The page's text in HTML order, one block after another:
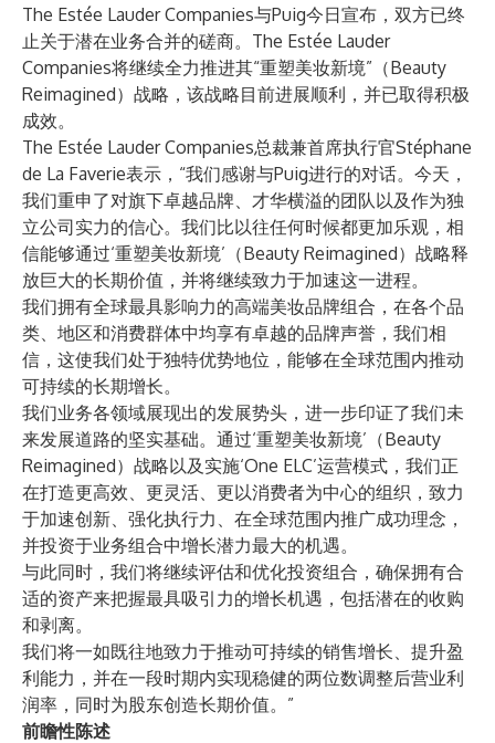
The Estée Lauder Companies与Puig今日宣布，双方已终
止关于潜在业务合并的磋商。The Estée Lauder
Companies将继续全力推进其“重塑美妆新境”（Beauty
Reimagined）战略，该战略目前进展顺利，并已取得积极
成效。
The Estée Lauder Companies总裁兼首席执行官Stéphane
de La Faverie表示，“我们感谢与Puig进行的对话。今天，
我们重申了对旗下卓越品牌、才华横溢的团队以及作为独
立公司实力的信心。我们比以往任何时候都更加乐观，相
信能够通过‘重塑美妆新境’（Beauty Reimagined）战略释
放巨大的长期价值，并将继续致力于加速这一进程。
我们拥有全球最具影响力的高端美妆品牌组合，在各个品
类、地区和消费群体中均享有卓越的品牌声誉，我们相
信，这使我们处于独特优势地位，能够在全球范围内推动
可持续的长期增长。
我们业务各领域展现出的发展势头，进一步印证了我们未
来发展道路的坚实基础。通过‘重塑美妆新境’（Beauty
Reimagined）战略以及实施‘One ELC’运营模式，我们正
在打造更高效、更灵活、更以消费者为中心的组织，致力
于加速创新、强化执行力、在全球范围内推广成功理念，
并投资于业务组合中增长潜力最大的机遇。
与此同时，我们将继续评估和优化投资组合，确保拥有合
适的资产来把握最具吸引力的增长机遇，包括潜在的收购
和剥离。
我们将一如既往地致力于推动可持续的销售增长、提升盈
利能力，并在一段时期内实现稳健的两位数调整后营业利
润率，同时为股东创造长期价值。”
前瞻性陈述